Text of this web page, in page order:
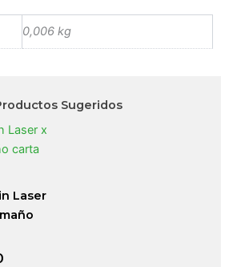
0,006 kg
Sugeridos
Laser